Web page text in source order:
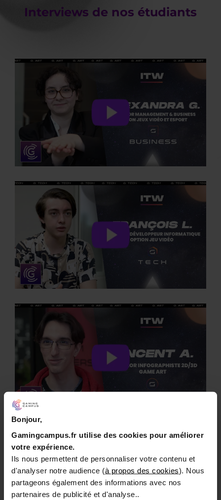
Bonjour,
Gamingcampus.fr utilise des cookies pour améliorer
votre expérience.
Ils nous permettent de personnaliser votre contenu et
d'analyser notre audience (à propos des cookies). Nous
partageons également des informations avec nos
partenaires de publicité et d'analyse..
Interviews de nos étudiants